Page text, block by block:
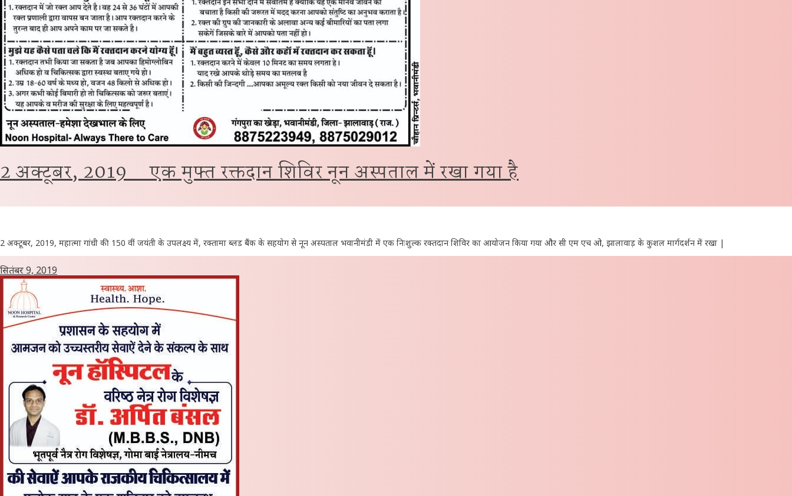
2 अक्टूबर, 2019 _ एक मुफ्त रक्तदान शिविर नून अस्पताल में रखा गया है
2 अक्टूबर, 2019, महात्मा गांधी की 150 वीं जयंती के उपलक्ष्य में, रक्तामा ब्लड बैंक के सहयोग से नून अस्पताल भवानीमंडी में एक निःशुल्क रक्तदान शिविर का आयोजन किया गया और सी एम एच ओ, झालावाड़ के कुशल मार्गदर्शन में रखा |
सितंबर 9, 2019